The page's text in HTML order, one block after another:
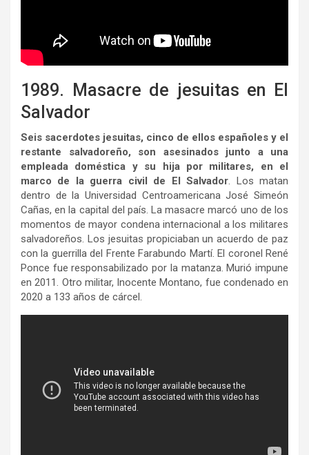
1989. Masacre de jesuitas en El
Salvador
Seis sacerdotes jesuitas, cinco de ellos españoles y el
restante salvadoreño, son asesinados junto a una
empleada doméstica y su hija por militares, en el
marco de la guerra civil de El Salvador. Los matan
dentro de la Universidad Centroamericana José Simeón
Cañas, en la capital del país. La masacre marcó uno de los
momentos de mayor condena internacional a los militares
salvadoreños. Los jesuitas propiciaban un acuerdo de paz
con la guerrilla del Frente Farabundo Martí. El coronel René
Ponce fue responsabilizado por la matanza. Murió impune
en 2011. Otro militar, Inocente Montano, fue condenado en
2020 a 133 años de cárcel.